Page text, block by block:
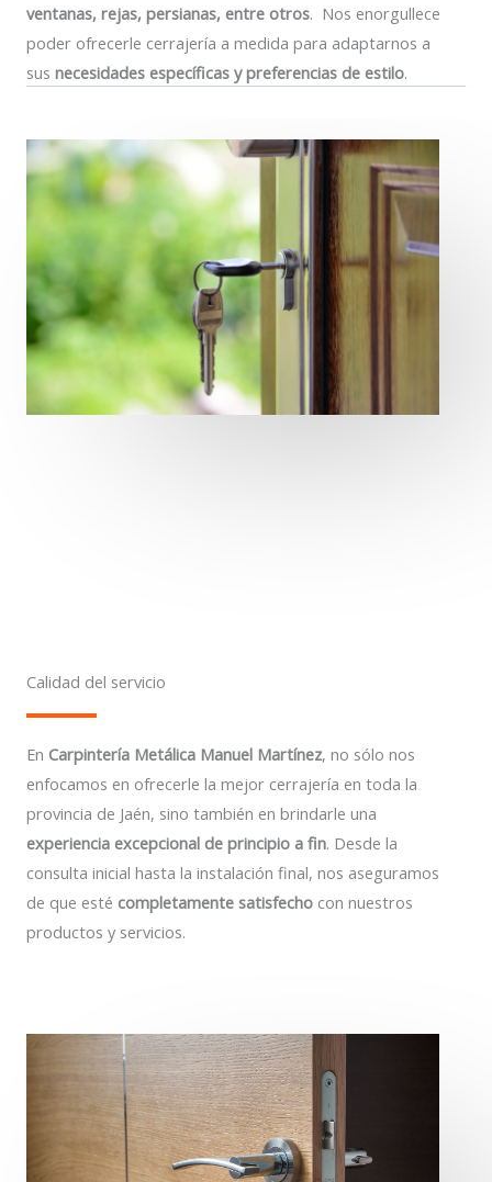
ventanas, rejas, persianas, entre otros. Nos enorgullece
poder ofrecerle cerrajería a medida para adaptarnos a
sus necesidades específicas y preferencias de estilo.
Calidad del servicio
En Carpintería Metálica Manuel Martínez, no sólo nos
enfocamos en ofrecerle la mejor cerrajería en toda la
provincia de Jaén, sino también en brindarle una
experiencia excepcional de principio a fin. Desde la
consulta inicial hasta la instalación final, nos aseguramos
de que esté completamente satisfecho con nuestros
productos y servicios.